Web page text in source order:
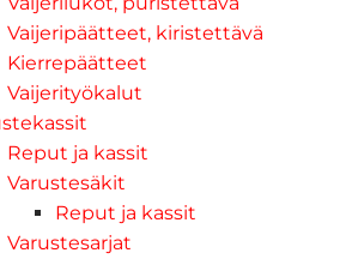
Vaijeripäätteet, kiristettävä
Kierrepäätteet
Vaijerityökalut
Reput ja kassit
Varustesäkit
Reput ja kassit
Varustesarjat